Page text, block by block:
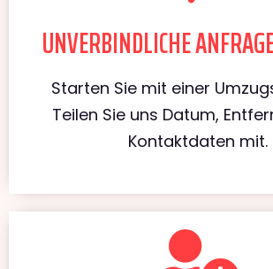
UNVERBINDLICHE
Starten Sie mit einer
Teilen Sie uns Datum,
Kontaktdaten mit.